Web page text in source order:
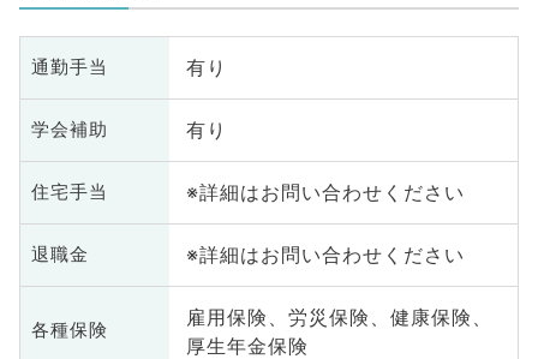
通勤手当 有り
学会補助 有り
住宅手当 ※詳細はお問い合わせください
退職金 ※詳細はお問い合わせください
各種保険
雇用保険、労災保険、健康保険、
厚生年金保険